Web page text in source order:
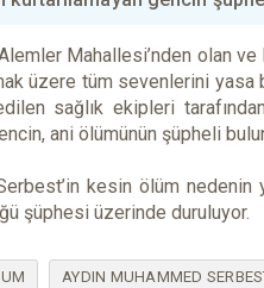
Mahallesi’nden olan
üzere tüm sevenlerini yasa
sağlık ekipleri
ani ölümünün şüpheli
kesin ölüm nedenin
şüphesi üzerinde duruluyor.
AYDIN MUHAMMED